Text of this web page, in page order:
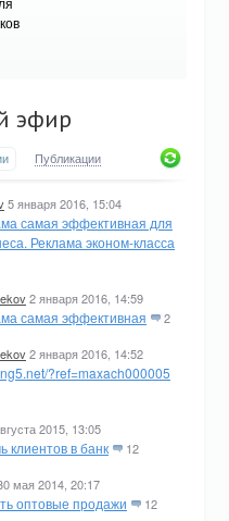
эфир
Публикации
5 января 2016, 15:04
самая эффективная для
Реклама эконом-класса
2 января 2016, 14:59
самая эффективная 2
2 января 2016, 14:52
?ref=maxach000005
2015, 13:05
клиентов в банк 12
мая 2014, 20:17
оптовые продажи 12